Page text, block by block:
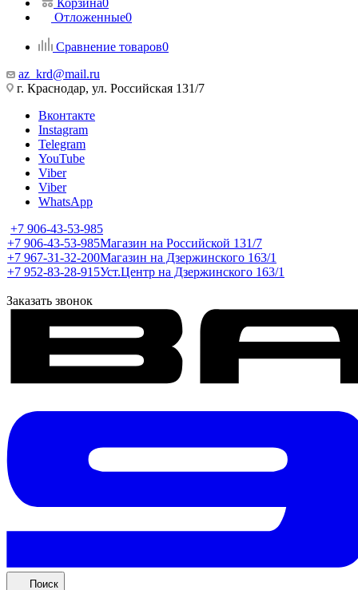
Отложенные0
Сравнение товаров0
az_krd@mail.ru
г. Краснодар, ул. Российская 131/7
Вконтакте
Instagram
Telegram
YouTube
Viber
Viber
WhatsApp
+7 906-43-53-985
+7 906-43-53-985Магазин на Российской 131/7
+7 967-31-32-200Магазин на Дзержинского 163/1
+7 952-83-28-915Уст.Центр на Дзержинского 163/1
Заказать звонок
Поиск